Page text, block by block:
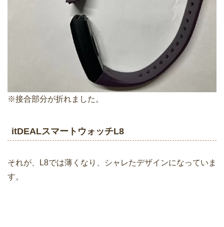
※接合部分が折れました。
itDEALスマートウォッチL8
それが、L8では薄くなり、シャレたデザインになっていま
す。